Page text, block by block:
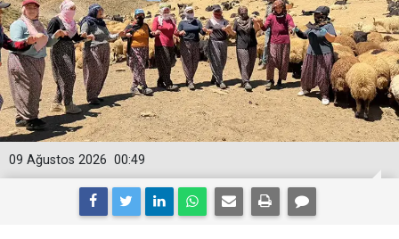
00:49
09 Ağustos 2026